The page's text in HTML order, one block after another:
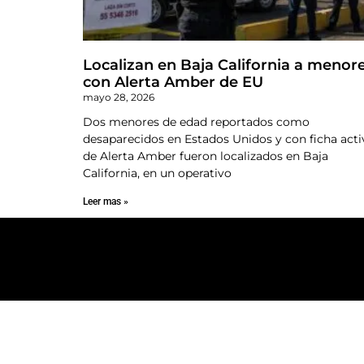
Localizan en Baja California a
con Alerta Amber de EU
mayo 28, 2026
Dos menores de edad reportados como
desaparecidos en Estados Unidos y con ficha
de Alerta Amber fueron localizados en Baja
California, en un operativo
Leer mas »